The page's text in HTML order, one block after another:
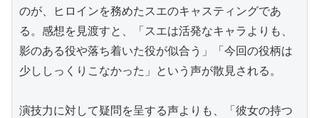
のが、ヒロインを務めたスエのキャスティングであ
る。感想を見渡すと、「スエは活発なキャラよりも、
影のある役や落ち着いた役が似合う」「今回の役柄は
少ししっくりこなかった」という声が散見される。
演技力に対して疑問を呈する声よりも、「彼女の持つ